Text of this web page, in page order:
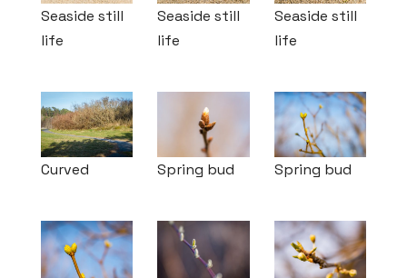
Seaside still
life
Seaside still
life
Seaside still
life
Curved Spring bud Spring bud